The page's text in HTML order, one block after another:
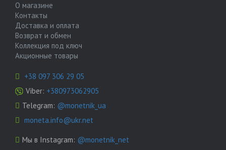
О магазине
Контакты
Доставка и оплата
Возврат и обмен
Коллекция под ключ
Акционные товары
+38 097 306 29 05
Viber: +380973062905
Telegram: @monetnik_ua
moneta.info@ukr.net
Мы в Instagram: @monetnik_net